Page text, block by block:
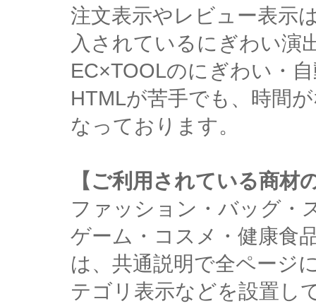
注文表示やレビュー表示
入されているにぎわい演
EC×TOOLのにぎわい・
HTMLが苦手でも、時間
なっております。
【ご利用されている商材
ファッション・バッグ・
ゲーム・コスメ・健康食
は、共通説明で全ページ
テゴリ表示などを設置し